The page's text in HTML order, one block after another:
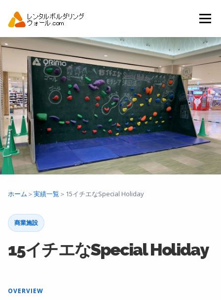
ツ
へ
ス
キ
ッ
プ
メニュー
トップ 自動見積り 商品一覧
アーバンスポーツイベント.JP
ホーム ＞実績一覧 ＞ 15イチエなSpecial Holiday
商業施設
15イチエなSpecial Holiday
OVERVIEW